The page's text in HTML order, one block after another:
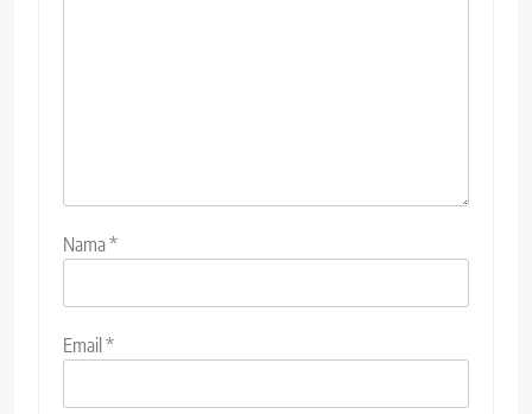
Nama*
Email*